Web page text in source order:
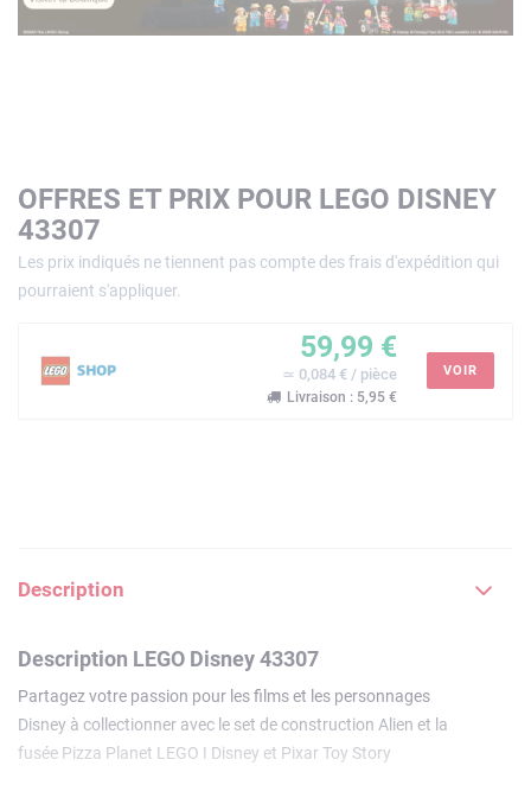
OFFRES ET PRIX POUR LEGO DISNEY
43307
Les prix indiqués ne tiennent pas compte des frais d'expédition qui
pourraient s'appliquer.
59,99 €
≃ 0,084 € / pièce
Livraison : 5,95 €
VOIR
Description
Description LEGO Disney 43307
Partagez votre passion pour les films et les personnages
Disney à collectionner avec le set de construction Alien et la
fusée Pizza Planet LEGO ǀ Disney et Pixar Toy Story